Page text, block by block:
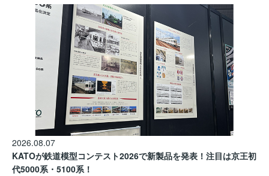
2026.08.07
KATOが鉄道模型コンテスト2026で新製品を発表！注目は京王初
代5000系・5100系！